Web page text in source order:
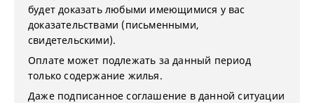
будет доказать любыми имеющимися у вас
доказательствами (письменными,
свидетельскими).
Оплате может подлежать за данный период
только содержание жилья.
Даже подписанное соглашение в данной ситуации